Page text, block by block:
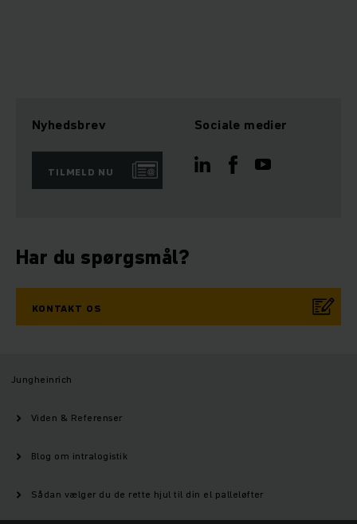
Nyhedsbrev
TILMELD NU
Sociale medier
Har du spørgsmål?
KONTAKT OS
Jungheinrich
Viden & Referenser
Blog om intralogistik
Sådan vælger du de rette hjul til din el palleløfter